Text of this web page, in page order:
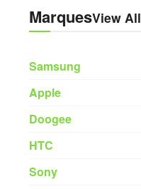
MarquesView All
Samsung
Apple
Doogee
HTC
Sony